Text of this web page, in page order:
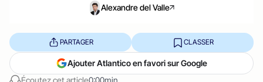
Alexandre del Valle
Écoutez cet article0:00min
PARTAGER CLASSER
Ajouter Atlantico en favori sur Google